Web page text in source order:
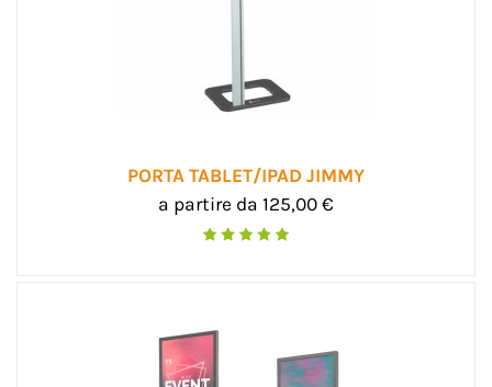
PORTA TABLET/IPAD JIMMY
a partire da 125,00 €